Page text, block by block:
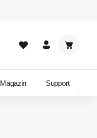
Magazin Support